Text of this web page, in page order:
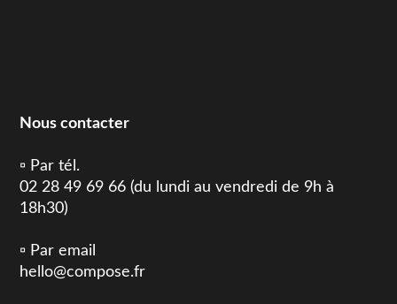
Nous contacter
▫️ Par tél.
02 28 49 69 66 (du lundi au vendredi de 9h à
18h30)
▫️ Par email
hello@compose.fr